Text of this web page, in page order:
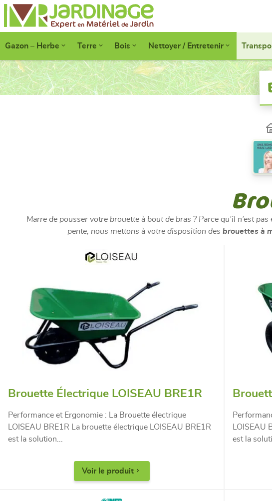
Gazon – Herbe Terre Bois Nettoyer / Entretenir
Marre de pousser votre brouette à bout de bras ? Parce qu’il n’est
pente, nous mettons à votre disposition des brouettes à
Brouette Électrique LOISEAU BRE1R
Performance et Ergonomie : La Brouette électrique
LOISEAU BRE1R La brouette électrique LOISEAU BRE1R
est la solution...
Voir le produit
LOISEAU
est la